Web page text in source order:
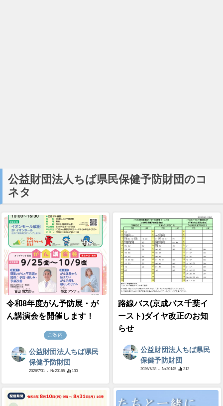
公益財団法人ちば県民保健予防財団のコ
ネタ
令和8年度がん予防展・が
ん講演会を開催します！
ご案内
公益財団法人ちば県民
保健予防財団
2026/7/31 - №20165 130
路線バス(京成バス千葉イ
ースト)ダイヤ改正のお知
らせ
公益財団法人ちば県民
保健予防財団
2026/7/28 - №20145 212